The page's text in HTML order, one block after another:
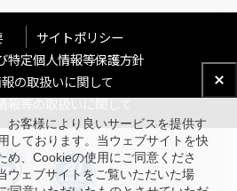
サイトポリシー
特定個人情報等保護方針
の取扱いに関して
報等の取扱いに関して
お客様により良いサービスを提供す
しております。当ウェブサイトを快
め、Cookieの使用にご同意くださ
ウェブサイトをご覧いただいた場